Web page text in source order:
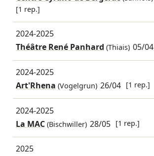
[1 rep.]
2024-2025
Théâtre René Panhard (Thiais) 05/04
2024-2025
Art'Rhena (Vogelgrun) 26/04 [1 rep.]
2024-2025
La MAC(Bischwiller) 28/05 [1 rep.]
2025